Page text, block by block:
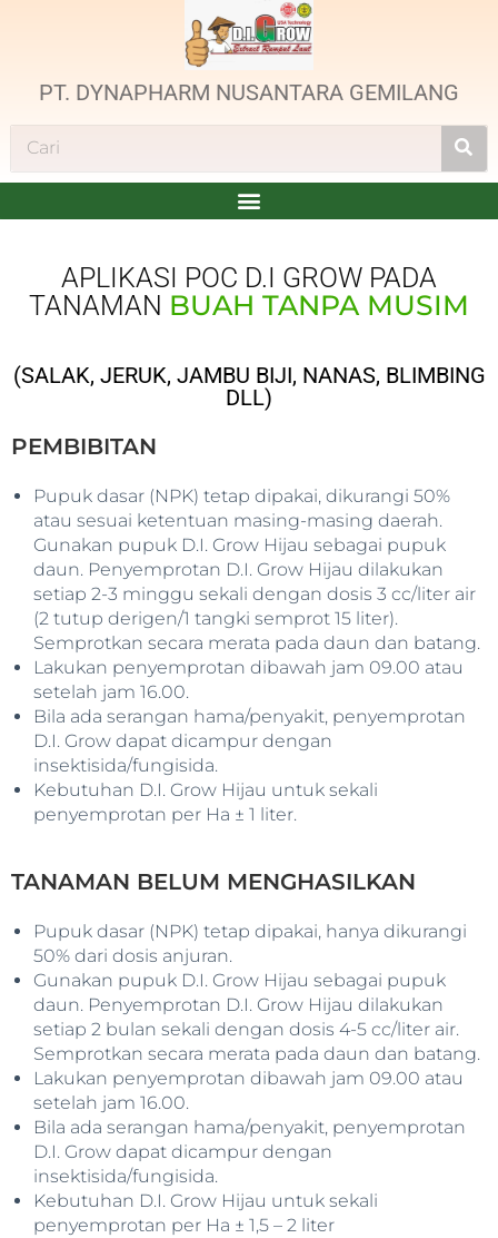
PT. DYNAPHARM NUSANTARA GEMILANG
APLIKASI POC D.I GROW PADA
TANAMAN BUAH TANPA MUSIM
(SALAK, JERUK, JAMBU BIJI, NANAS, BLIMBING
DLL)
PEMBIBITAN
Pupuk dasar (NPK) tetap dipakai, dikurangi 50%
atau sesuai ketentuan masing-masing daerah.
Gunakan pupuk D.I. Grow Hijau sebagai pupuk
daun. Penyemprotan D.I. Grow Hijau dilakukan
setiap 2-3 minggu sekali dengan dosis 3 cc/liter air
(2 tutup derigen/1 tangki semprot 15 liter).
Semprotkan secara merata pada daun dan batang.
Lakukan penyemprotan dibawah jam 09.00 atau
setelah jam 16.00.
Bila ada serangan hama/penyakit, penyemprotan
D.I. Grow dapat dicampur dengan
insektisida/fungisida.
Kebutuhan D.I. Grow Hijau untuk sekali
penyemprotan per Ha ± 1 liter.
TANAMAN BELUM MENGHASILKAN
Pupuk dasar (NPK) tetap dipakai, hanya dikurangi
50% dari dosis anjuran.
Gunakan pupuk D.I. Grow Hijau sebagai pupuk
daun. Penyemprotan D.I. Grow Hijau dilakukan
setiap 2 bulan sekali dengan dosis 4-5 cc/liter air.
Semprotkan secara merata pada daun dan batang.
Lakukan penyemprotan dibawah jam 09.00 atau
setelah jam 16.00.
Bila ada serangan hama/penyakit, penyemprotan
D.I. Grow dapat dicampur dengan
insektisida/fungisida.
Kebutuhan D.I. Grow Hijau untuk sekali
penyemprotan per Ha ± 1,5 – 2 liter